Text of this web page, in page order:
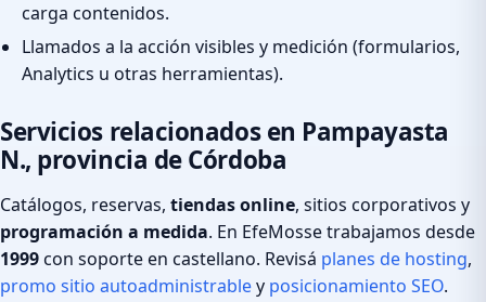
carga contenidos.
Llamados a la acción visibles y medición (formularios,
Analytics u otras herramientas).
Servicios relacionados en Pampayasta
N., provincia de Córdoba
Catálogos, reservas, tiendas online, sitios corporativos y
programación a medida. En EfeMosse trabajamos desde
1999con soporte en castellano. Revisá planes de hosting,
promo sitio autoadministrabley posicionamiento SEO.